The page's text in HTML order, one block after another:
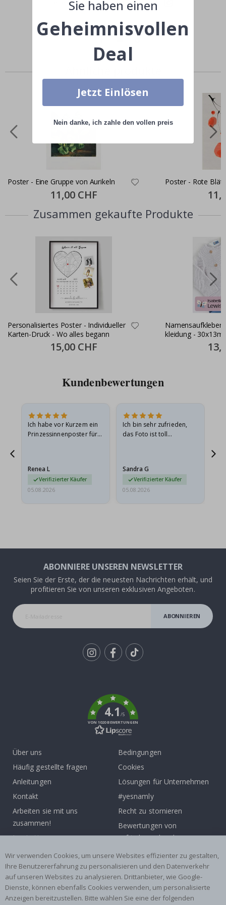
Teile dein Bild mit #namly_design
Poster - Eine Gruppe von Aurikeln
Special
Price
11,00 CHF
Poster - Rote
Price
Zusammen gekaufte Produkte
Personalisiertes Poster - Individueller
Karten-Druck - Wo alles begann
Special
Price
15,00 CHF
Namensaufkleber
kleidung -
Price
Kundenbewertungen
Ich habe vor Kurzem ein
Prinzessinnenposter für
beschädigt…
Renea L
Verifizierter Käufer
05.08.2026
Ich bin sehr zufrieden,
das Foto ist toll
außerdem…
Sandra G
Verifizierter Käufer
05.08.2026
ABONNIERE UNSEREN NEWSLETTER
Seien Sie der Erste, der die neuesten Nachrichten erhält, und
profitieren Sie von unseren exklusiven Angeboten.
ABONNIEREN
4.1/5
VON 1020 BEWERTUNGEN
Über uns
Häufig gestellte fragen
Anleitungen
Kontakt
Arbeiten sie mit uns
zusammen!
Inspiration
Bedingungen
Cookies
Lösungen für Unternehmen
#yesnamly
Recht zu stornieren
Bewertungen von
zufriedenen kunden
Beliebte Kategorien
Namensaufkleber
Wandtattoos
Fliesenaufkleber
Poster
Wir verwenden Cookies, um unsere Websites effizienter zu gestalten,
Ihre Benutzererfahrung zu personalisieren und den Datenverkehr
auf unseren Websites zu analysieren. Drittanbieter, wie Google-
Dienste, können ebenfalls Cookies verwenden, um personalisierte
Anzeigen bereitzustellen. Bitte wählen Sie eine der folgenden
Sie haben einen
Geheimnisvollen
Deal
Jetzt Einlösen
Nein danke, ich zahle den vollen preis